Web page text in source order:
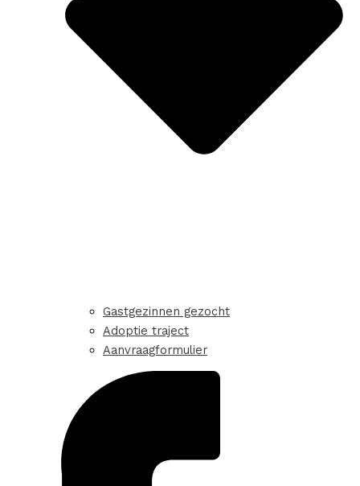
Gastgezinnen gezocht
Adoptie traject
Aanvraagformulier